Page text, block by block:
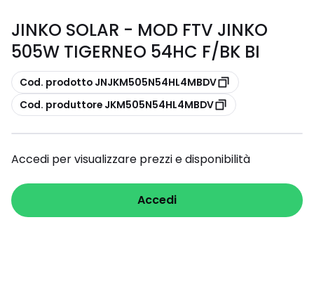
JINKO SOLAR - MOD FTV JINKO
505W TIGERNEO 54HC F/BK BI
copia
Cod. prodotto JNJKM505N54HL4MBDV
copia
Cod. produttore JKM505N54HL4MBDV
Accedi per visualizzare prezzi e disponibilità
Accedi